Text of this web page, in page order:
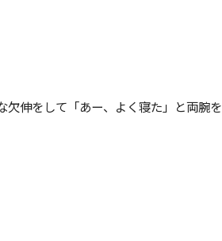
欠伸をして「あー、よく寝た」と両腕を